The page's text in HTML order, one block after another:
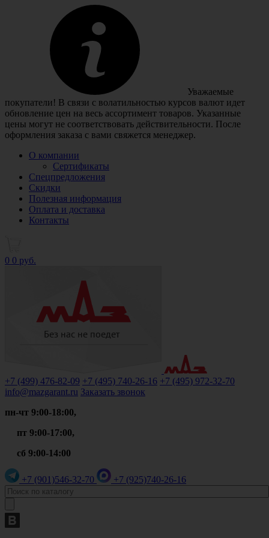
Уважаемые
покупатели! В связи с волатильностью курсов валют идет
обновление цен на весь ассортимент товаров. Указанные
цены могут не соответствовать действительности. После
оформления заказа с вами свяжется менеджер.
О компании
Сертификаты
Спецпредложения
Скидки
Полезная информация
Оплата и доставка
Контакты
0 0 руб.
+7 (499) 476-82-09 +7 (495) 740-26-16 +7 (495) 972-32-70
info@mazgarant.ru Заказать звонок
пн-чт 9:00-18:00,
пт 9:00-17:00,
сб 9:00-14:00
+7 (901)546-32-70 +7 (925)740-26-16